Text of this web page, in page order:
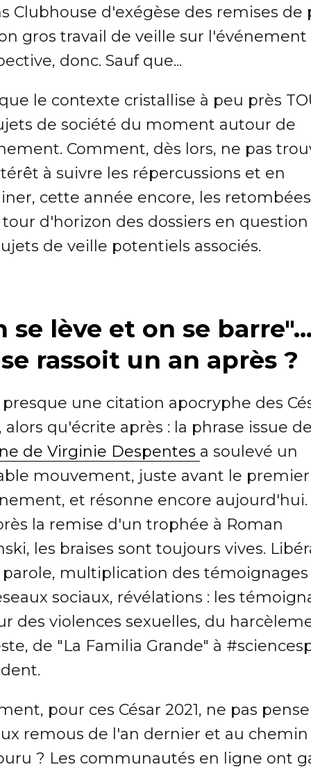
Clubhouse d'exégèse des remises de
gros travail de veille sur l'événement
donc. Sauf que...
le contexte cristallise à peu près
de société du moment autour de
Comment, dès lors, ne pas
à suivre les répercussions et en
cette année encore, les
d'horizon des dossiers en
de veille potentiels associés.
se lève et on se
rassoit un an après ?
presque une citation apocryphe des
alors qu'écrite après : la phrase issue
de Virginie Despentes a soulevé un
mouvement, juste avant le premier
et résonne encore aujourd'hui.
la remise d'un trophée à Roman
les braises sont toujours vives.
parole, multiplication des témoignages
sociaux, révélations : les
des violences sexuelles, du
de "La Familia Grande" à
pour ces César 2021, ne pas
remous de l'an dernier et au chemin
? Les communautés en ligne ont